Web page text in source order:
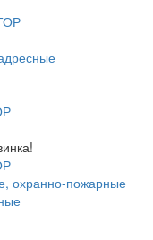
охранно-пожарные